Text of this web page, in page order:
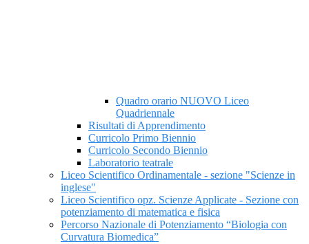
Quadro orario NUOVO Liceo
Quadriennale
Risultati di Apprendimento
Curricolo Primo Biennio
Curricolo Secondo Biennio
Laboratorio teatrale
Liceo Scientifico Ordinamentale - sezione "Scienze in
inglese"
Liceo Scientifico opz. Scienze Applicate - Sezione con
potenziamento di matematica e fisica
Percorso Nazionale di Potenziamento “Biologia con
Curvatura Biomedica”